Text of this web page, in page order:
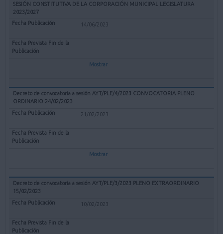
SESIÓN CONSTITUTIVA DE LA CORPORACIÓN MUNICIPAL LEGISLATURA
2023/2027
14/06/2023
Mostrar
Decreto de convocatoria a sesión AYT/PLE/4/2023 CONVOCATORIA PLENO
ORDINARIO 24/02/2023
21/02/2023
Mostrar
Decreto de convocatoria a sesión AYT/PLE/3/2023 PLENO EXTRAORDINARIO
15/02/2023
10/02/2023